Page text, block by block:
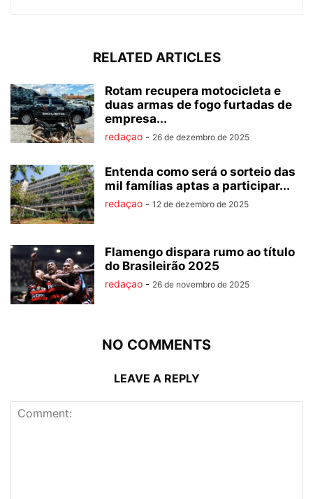
RELATED ARTICLES
Rotam recupera motocicleta e
duas armas de fogo furtadas de
empresa...
redaçao - 26 de dezembro de 2025
Entenda como será o sorteio das
mil famílias aptas a participar...
redaçao - 12 de dezembro de 2025
Flamengo dispara rumo ao título
do Brasileirão 2025
redaçao - 26 de novembro de 2025
NO COMMENTS
LEAVE A REPLY